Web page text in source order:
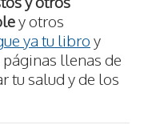
y otros
ya tu libro y
llenas de
tu salud y de los